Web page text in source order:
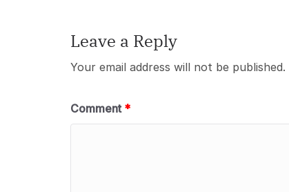
k
Leave a Reply
Your email address will not be published.
Comment *